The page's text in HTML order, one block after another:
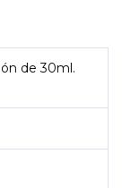
de 30ml.